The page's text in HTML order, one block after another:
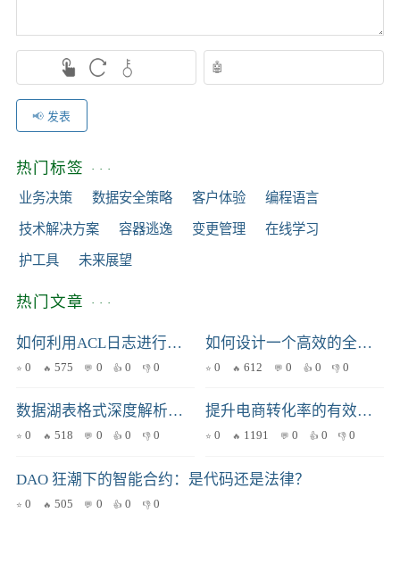
发表
热门标签
业务决策 数据安全策略 客户体验 编程语言
技术解决方案 容器逃逸 变更管理 在线学习
护工具 未来展望
热门文章
如何利用ACL日志进行安全事件响应：从攻击定位到防御措施
0 575 0 0 0
如何设计一个高效的全量检索方案应对百万级用户数据？
0 612 0 0 0
数据湖表格式深度解析：Iceberg、Delta Lake与Hudi核心差异及选型指南
0 518 0 0 0
提升电商转化率的有效策略与实战案例分析
0 1191 0 0 0
DAO 狂潮下的智能合约：是代码还是法律？
0 505 0 0 0